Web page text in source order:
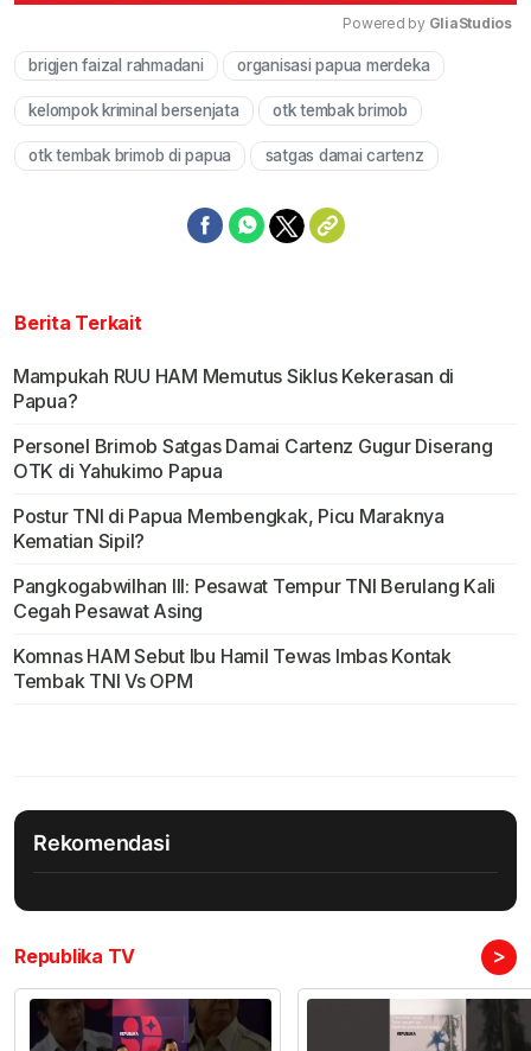
Mute
Powered by GliaStudios
brigjen faizal rahmadani organisasi papua merdeka
kelompok kriminal bersenjata otk tembak brimob
otk tembak brimob di papua satgas damai cartenz
Berita Terkait
Mampukah RUU HAM Memutus Siklus Kekerasan di
Papua?
Personel Brimob Satgas Damai Cartenz Gugur Diserang
OTK di Yahukimo Papua
Postur TNI di Papua Membengkak, Picu Maraknya
Kematian Sipil?
Pangkogabwilhan III: Pesawat Tempur TNI Berulang Kali
Cegah Pesawat Asing
Komnas HAM Sebut Ibu Hamil Tewas Imbas Kontak
Tembak TNI Vs OPM
Rekomendasi
Republika TV >